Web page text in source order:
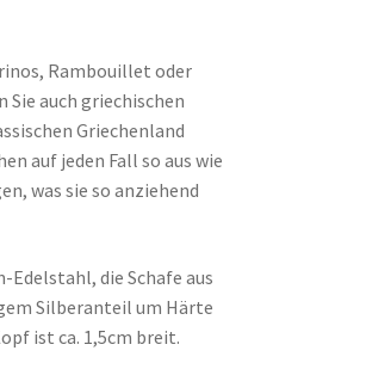
Rambouillet oder
Sie auch griechischen
Griechenland
auf jeden Fall so aus wie
was sie so anziehend
Edelstahl, die Schafe aus
Silberanteil um Härte
ist ca. 1,5cm breit.